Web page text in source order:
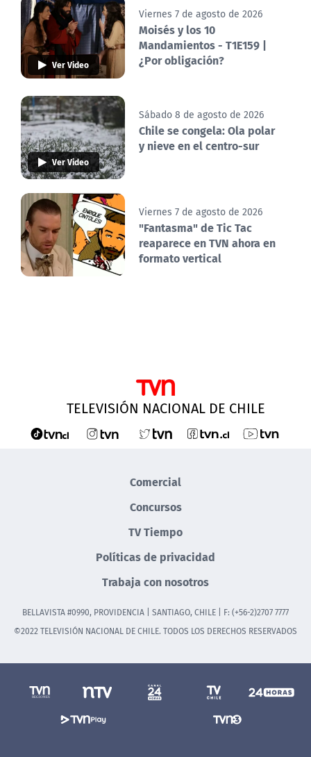
Ver Video
Viernes 7 de agosto de 2026
Moisés y los 10
Mandamientos - T1E159 |
¿Por obligación?
Ver Video
Sábado 8 de agosto de 2026
Chile se congela: Ola polar
y nieve en el centro-sur
Viernes 7 de agosto de 2026
"Fantasma" de Tic Tac
reaparece en TVN ahora en
formato vertical
TELEVISIÓN NACIONAL DE CHILE
Comercial
Concursos
TV Tiempo
Políticas de privacidad
Trabaja con nosotros
BELLAVISTA #0990, PROVIDENCIA | SANTIAGO, CHILE | F: (+56-2)2707 7777
©2022 TELEVISIÓN NACIONAL DE CHILE. TODOS LOS DERECHOS RESERVADOS